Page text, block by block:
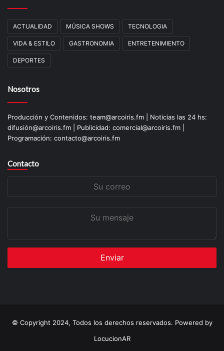
ACTUALIDAD MÚSICA SHOWS TECNOLOGIA
VIDA & ESTILO GASTRONOMIA ENTRETENIMIENTO
DEPORTES
Nosotros
Producción y Contenidos: team@arcoiris.fm | Noticias las 24 hs:
difusión@arcoiris.fm | Publicidad: comercial@arcoiris.fm |
Programación: contacto@arcoiris.fm
Contacto
© Copyright 2024, Todos los derechos reservados. Powered by
LocucionAR